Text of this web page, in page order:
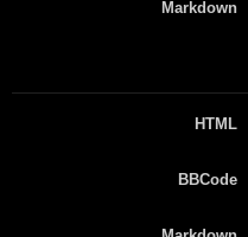
Markdown
HTML
BBCode